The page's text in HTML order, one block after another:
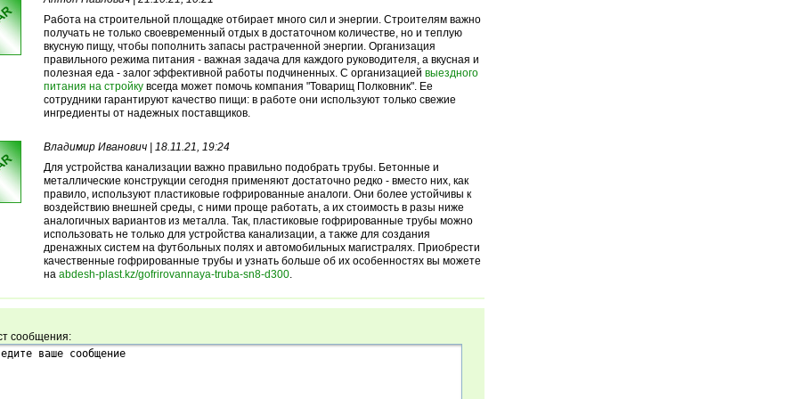
Работа на строительной площадке отбирает много сил и энергии. Строителям важно
получать не только своевременный отдых в достаточном количестве, но и теплую
вкусную пищу, чтобы пополнить запасы растраченной энергии. Организация
правильного режима питания - важная задача для каждого руководителя, а вкусная и
полезная еда - залог эффективной работы подчиненных. С организацией выездного
питания на стройку всегда может помочь компания "Товарищ Полковник". Ее
сотрудники гарантируют качество пищи: в работе они используют только свежие
ингредиенты от надежных поставщиков.
Владимир Иванович | 18.11.21, 19:24
Для устройства канализации важно правильно подобрать трубы. Бетонные и
металлические конструкции сегодня применяют достаточно редко - вместо них, как
правило, используют пластиковые гофрированные аналоги. Они более устойчивы к
воздействию внешней среды, с ними проще работать, а их стоимость в разы ниже
аналогичных вариантов из металла. Так, пластиковые гофрированные трубы можно
использовать не только для устройства канализации, а также для создания
дренажных систем на футбольных полях и автомобильных магистралях. Приобрести
качественные гофрированные трубы и узнать больше об их особенностях вы можете
на abdesh-plast.kz/gofrirovannaya-truba-sn8-d300.
сообщения: